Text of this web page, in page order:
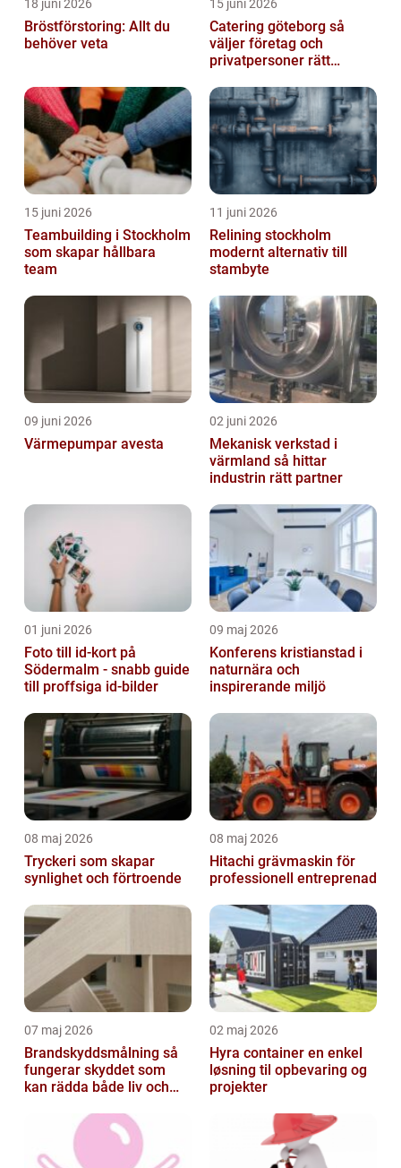
18 juni 2026
Bröstförstoring: Allt du
behöver veta
15 juni 2026
Catering göteborg så
väljer företag och
privatpersoner rätt
15 juni 2026
Teambuilding i Stockholm
som skapar hållbara
team
11 juni 2026
Relining stockholm
modernt alternativ till
stambyte
09 juni 2026
Värmepumpar avesta
02 juni 2026
Mekanisk verkstad i
värmland så hittar
industrin rätt partner
01 juni 2026
Foto till id-kort på
Södermalm - snabb guide
till proffsiga id-bilder
09 maj 2026
Konferens kristianstad i
naturnära och
inspirerande miljö
08 maj 2026
Tryckeri som skapar
synlighet och förtroende
08 maj 2026
Hitachi grävmaskin för
professionell entreprenad
07 maj 2026
Brandskyddsmålning så
fungerar skyddet som
kan rädda både liv och
02 maj 2026
Hyra container en enkel
løsning til opbevaring og
projekter